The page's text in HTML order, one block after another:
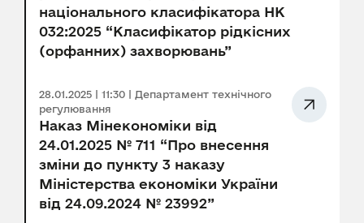
національного класифікатора НК
032:2025 “Класифікатор рідкісних
(орфанних) захворювань”
28.01.2025 | 11:30 | Департамент технічного
регулювання
Наказ Мінекономіки від
24.01.2025 № 711 “Про внесення
зміни до пункту 3 наказу
Міністерства економіки України
від 24.09.2024 № 23992”